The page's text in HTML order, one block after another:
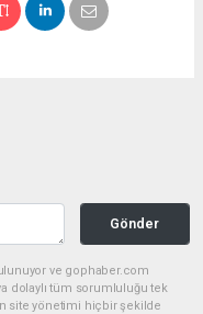
Gönder
ve gophaber.com
dolaylı tüm sorumluluğu tek
site yönetimi hiçbir şekilde